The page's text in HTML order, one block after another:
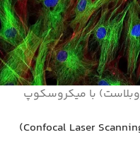
با میکروسکوپ